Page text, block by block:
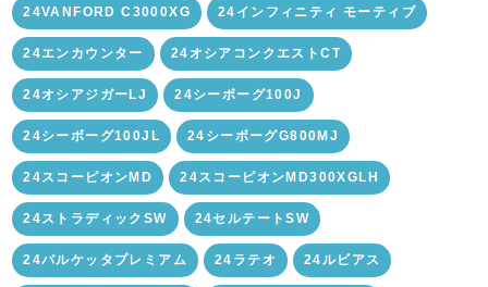
24VANFORD C3000XG 24インフィニティ モーティブ
24エンカウンター 24オシアコンクエストCT
24オシアジガーLJ 24シーボーグ100J
24シーボーグ100JL 24シーボーグG800MJ
24スコーピオンMD 24スコーピオンMD300XGLH
24ストラディックSW 24セルテートSW
24バルケッタプレミアム 24ラテオ 24ルビアス